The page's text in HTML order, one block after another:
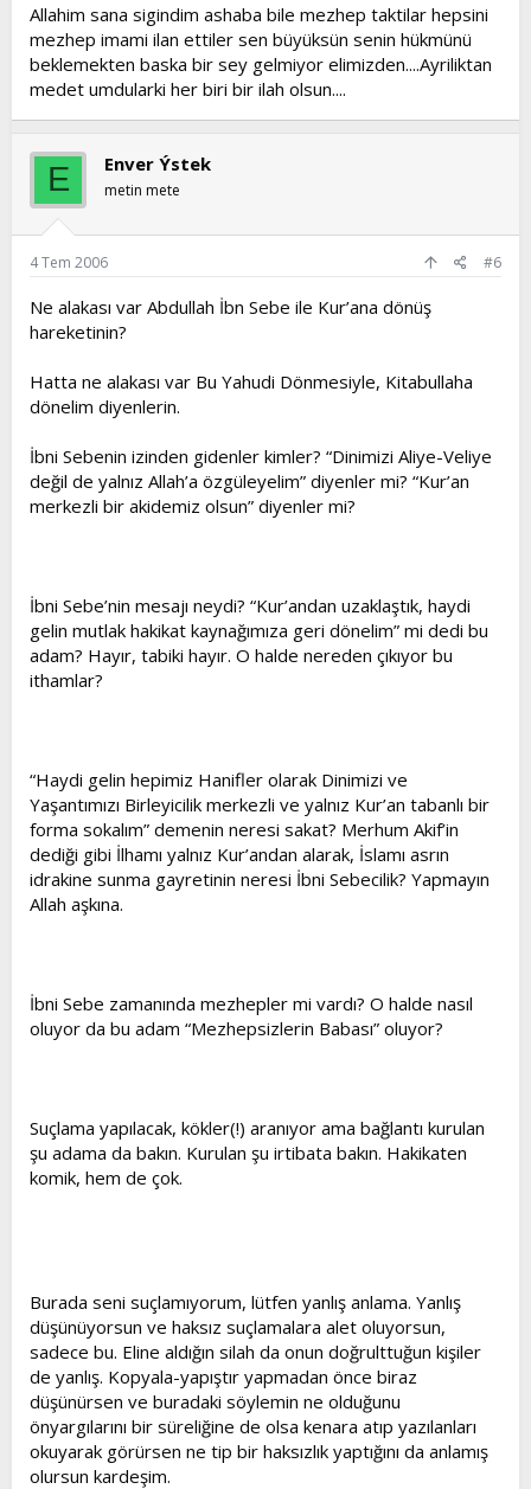
Mezheb imâmı demek, Kur’ân-ı kerîm ve hadîs-i şerîflerde
açıkca bildirilmiş olan din bilgilerini, Eshâb-ı kirâmdan
işiterek toplıyan, kitâba geçiren büyük âlim demekdir. Açıkca
benzeterek meydâna çıkarmışdır. “Hadîka” kitâbında diyor
ki; “Bilinen dört imâm zamanında, başka mezheb imâmları
da vardı. Bunların da mezhebleri vardı. Fakat, bunların
mezheblerinde olanlar azala azala bugün hiç kalmadı”.
Eshâb-ı kirâmın herbiri müctehid idi. Hepsi de, derin âlim,
mezheb imâmı idi. Herbiri kendi mezhebinde idi. Hepsi de,
mezheb imâmlarımızdan dahâ üstün, dahâ çok bilgili idi.
Mezhebleri dahâ doğru, dahâ kıymetli idi. Fakat, bunların
kitâbları olmadığı için, mezhebleri unutuldu. Dört
mezhebden başkasına uymak imkânı kalmadı.
Eshâb-ı kirâm hangi mezhebde idi demek, alay kumandanı,
hangi bölüktendir? Yâhud, fizik öğretmeni, okulun hangi
sınıfı öğrencisidir demeğe benzemektedir.
Kur’ân-ı kerîmi ve hadîs-i şerîfleri anlamak için arabî bilmek
lâzım ise de, yalnız arabî bilmek kâfî değildir. Kâfî olsaydı,
Beyrutdaki arab hıristiyanların herbirinin, birer İslâm âlimi
yazanlar var. Bunların hiçbiri, Kur’ân-ı kerîmi anlıyamamış,
îmân etmek şerefine bile kavuşamamıştır.
Kur’ân-ı kerîm, Eshâb-ı kirâma hitâb ediyor. Onların nûrlu
kalblerine ve selîm akllarına hitâb ediyor. Kureyş lisânı ile
kalınca, bizim gibi, argo dili ile arabî anlıyanların hâli nice
olur?
Allahim sana sigindim ashaba bile mezhep taktilar hepsini
mezhep imami ilan ettiler sen büyüksün senin hükmünü
beklemekten baska bir sey gelmiyor elimizden....Ayriliktan
medet umdularki her biri bir ilah olsun....
E Enver Ýstek
metin mete
4 Tem 2006 #6
Ne alakası var Abdullah İbn Sebe ile Kur’ana dönüş
hareketinin?
Hatta ne alakası var Bu Yahudi Dönmesiyle, Kitabullaha
dönelim diyenlerin.
İbni Sebenin izinden gidenler kimler? “Dinimizi Aliye-Veliye
değil de yalnız Allah’a özgüleyelim” diyenler mi? “Kur’an
merkezli bir akidemiz olsun” diyenler mi?
İbni Sebe’nin mesajı neydi? “Kur’andan uzaklaştık, haydi
gelin mutlak hakikat kaynağımıza geri dönelim” mi dedi bu
adam? Hayır, tabiki hayır. O halde nereden çıkıyor bu
ithamlar?
“Haydi gelin hepimiz Hanifler olarak Dinimizi ve
Yaşantımızı Birleyicilik merkezli ve yalnız Kur’an tabanlı bir
forma sokalım” demenin neresi sakat? Merhum Akif’in
dediği gibi İlhamı yalnız Kur’andan alarak, İslamı asrın
idrakine sunma gayretinin neresi İbni Sebecilik? Yapmayın
Allah aşkına.
İbni Sebe zamanında mezhepler mi vardı? O halde nasıl
oluyor da bu adam “Mezhepsizlerin Babası” oluyor?
Suçlama yapılacak, kökler(!) aranıyor ama bağlantı kurulan
şu adama da bakın. Kurulan şu irtibata bakın. Hakikaten
komik, hem de çok.
Burada seni suçlamıyorum, lütfen yanlış anlama. Yanlış
düşünüyorsun ve haksız suçlamalara alet oluyorsun,
sadece bu. Eline aldığın silah da onun doğrulttuğun kişiler
de yanlış. Kopyala-yapıştır yapmadan önce biraz
düşünürsen ve buradaki söylemin ne olduğunu
önyargılarını bir süreliğine de olsa kenara atıp yazılanları
okuyarak görürsen ne tip bir haksızlık yaptığını da anlamış
olursun kardeşim.